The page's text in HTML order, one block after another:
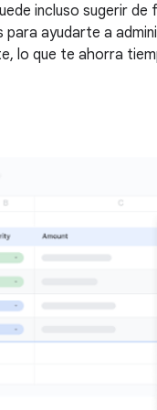
incluso sugerir
para ayudarte a
lo que te ahorra